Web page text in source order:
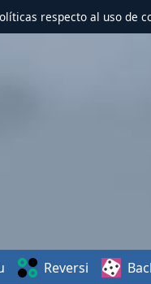
respecto al uso de
Reversi